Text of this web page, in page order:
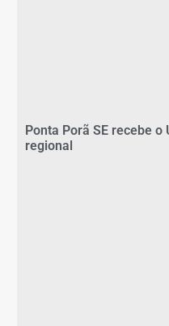
Ponta Porã SE recebe
regional